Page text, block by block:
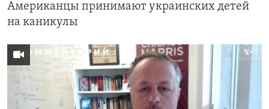
Американцы принимают украинских детей
на каникулы